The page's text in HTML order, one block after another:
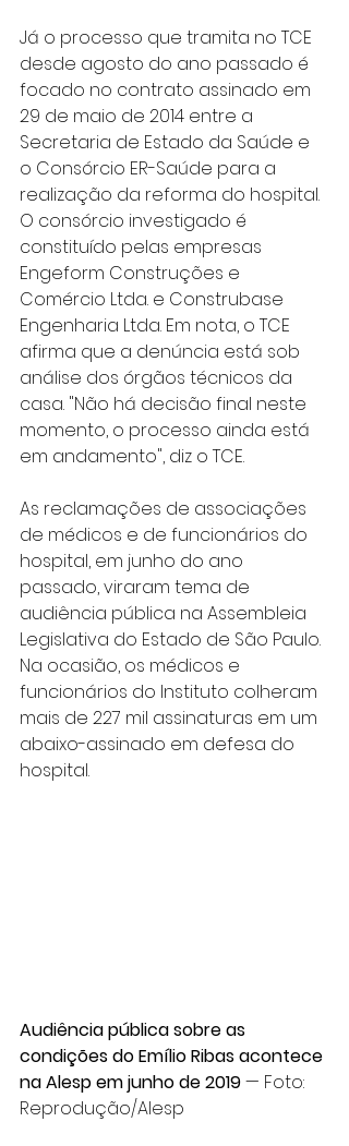
Já o processo que tramita no TCE
desde agosto do ano passado é
focado no contrato assinado em
29 de maio de 2014 entre a
Secretaria de Estado da Saúde e
o Consórcio ER-Saúde para a
realização da reforma do hospital.
O consórcio investigado é
constituído pelas empresas
Engeform Construções e
Comércio Ltda. e Construbase
Engenharia Ltda. Em nota, o TCE
afirma que a denúncia está sob
análise dos órgãos técnicos da
casa. "Não há decisão final neste
momento, o processo ainda está
em andamento", diz o TCE.
As reclamações de associações
de médicos e de funcionários do
hospital, em junho do ano
passado, viraram tema de
audiência pública na Assembleia
Legislativa do Estado de São Paulo.
Na ocasião, os médicos e
funcionários do Instituto colheram
mais de 227 mil assinaturas em um
abaixo-assinado em defesa do
hospital.
Audiência pública sobre as
condições do Emílio Ribas acontece
na Alesp em junho de 2019 — Foto:
Reprodução/Alesp